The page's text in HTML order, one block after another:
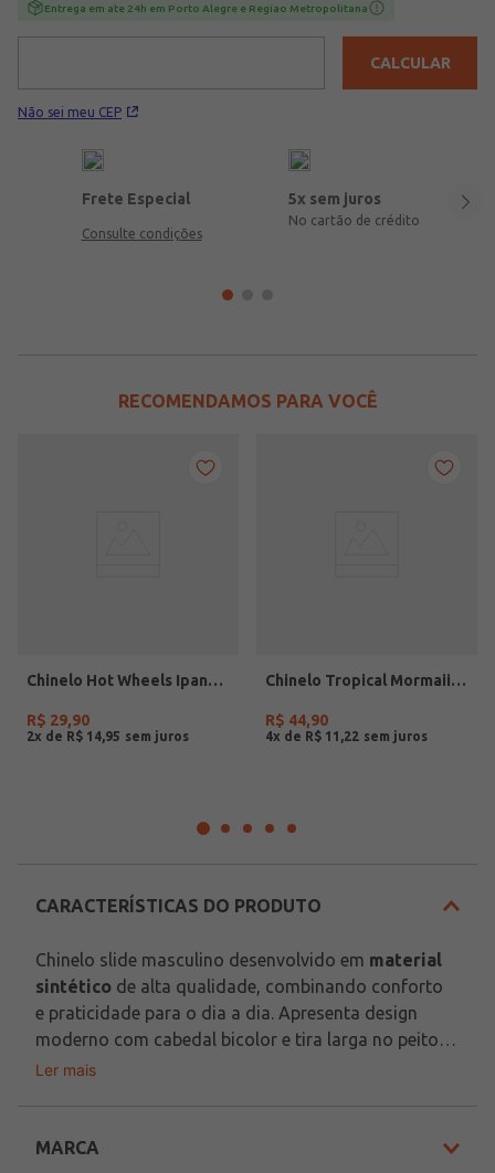
Entrega em ate 24h em Porto Alegre e Regiao Metropolitana
Não sei meu CEP
CALCULAR
Frete Especial
Consulte condições
5x sem juros
No cartão de crédito
RECOMENDAMOS PARA VOCÊ
Chinelo Hot Wheels Ipanema Juvenil Para Menino- VERMELHO/PRETO
R$ 29,90
2x de R$ 14,95
Chinelo Tropical Mormaii Masculino BRANCO/AZUL
R$ 44,90
4x de R$ 11 ,22
CARACTERÍSTICAS DO PRODUTO
Chinelo slide masculino desenvolvido em material
sintético de alta qualidade, combinando conforto
e praticidade para o dia a dia. Apresenta design
moderno com cabedal bicolor e tira larga no peito
do pé que garante bom ajuste e reforça o visual
de solado com frisos antiderrapantes que oferecem
Em decorrência do uso do flash, as peças podem
Ler mais
MARCA